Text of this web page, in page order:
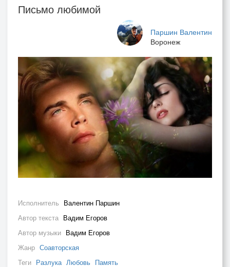
Письмо любимой
Паршин Валентин
Воронеж
Исполнитель Валентин Паршин
Автор текста Вадим Егоров
Автор музыки Вадим Егоров
Жанр Соавторская
Теги Разлука Любовь Память